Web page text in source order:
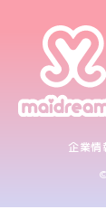
企業情